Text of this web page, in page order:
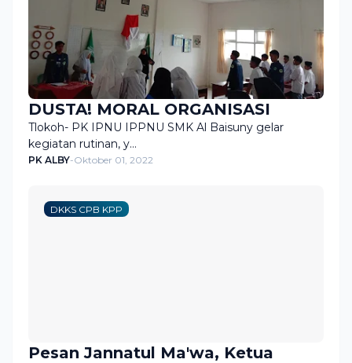
DUSTA! MORAL ORGANISASI
Tlokoh- PK IPNU IPPNU SMK Al Baisuny gelar
kegiatan rutinan, y…
PK ALBY-Oktober 01, 2022
DKKS CPB KPP
Pesan Jannatul Ma'wa, Ketua